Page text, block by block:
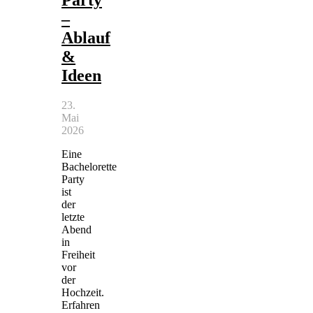
–
Ablauf
&
Ideen
23.
Mai
2026
Eine
Bachelorette
Party
ist
der
letzte
Abend
in
Freiheit
vor
der
Hochzeit.
Erfahren